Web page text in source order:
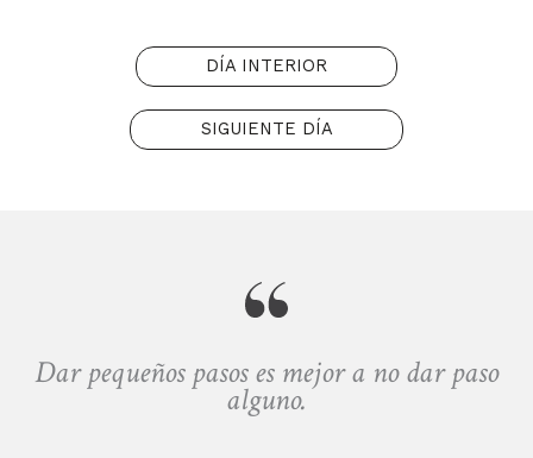
DÍA INTERIOR
SIGUIENTE DÍA
Dar pequeños pasos es mejor a no dar paso
alguno.